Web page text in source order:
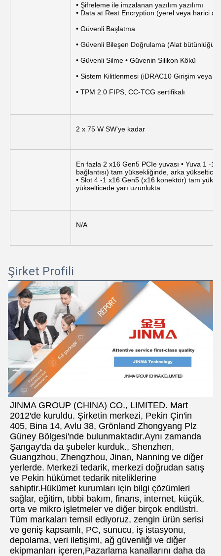
• Şifreleme ile imzalanan yazılım yazılımı
• Data at Rest Encryption (yerel veya harici
• Güvenli Başlatma
• Güvenli Bileşen Doğrulama (Alat bütünlüğü
• Güvenli Silme • Güvenin Silikon Kökü
• Sistem Kilitlenmesi (iDRAC10 Girişim veya
• TPM 2.0 FIPS, CC-TCG sertifikalı
2 x 75 W SW'ye kadar
En fazla 2 x16 Gen5 PCIe yuvası • Yuva 1 -1
bağlantısı) tam yüksekliğinde, arka
• Slot 4 -1 x16 Gen5 (x16 konektör) tam
yükselticede yarı uzunlukta
N/A
Şirket Profili
JINMA GROUP (CHINA) CO., LIMITED. Mart
2012'de kuruldu. Şirketin merkezi, Pekin Çin'in
405, Bina 14, Avlu 38, Grönland Zhongyang Plz
Güney Bölgesi'nde bulunmaktadır.Aynı zamanda
Şangay'da da şubeler kurduk., Shenzhen,
Guangzhou, Zhengzhou, Jinan, Nanning ve diğer
yerlerde. Merkezi tedarik, merkezi doğrudan satış
ve Pekin hükümet tedarik niteliklerine
sahiptir.Hükümet kurumları için bilgi çözümleri
sağlar, eğitim, tıbbi bakım, finans, internet, küçük,
orta ve mikro işletmeler ve diğer birçok endüstri.
Tüm markaları temsil ediyoruz, zengin ürün serisi
ve geniş kapsamlı, PC, sunucu, iş istasyonu,
depolama, veri iletişimi, ağ güvenliği ve diğer
ekipmanları içeren,Pazarlama kanallarını daha da